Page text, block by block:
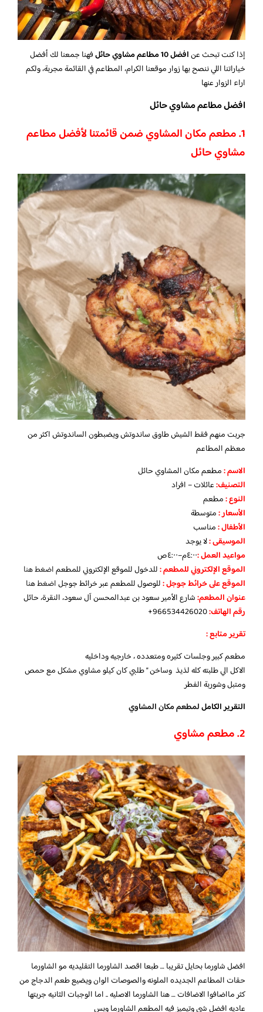
إذا كنت تبحث عنافضل 10 مطاعم مشاوي حائل
فهنا جمعنا لك أفضل
خياراتنا اللي ننصح بها زوار موقعنا الكرام، المطاعم في القائمة مجربة، ولكم
اراء الزوار عنها
افضل مطاعم مشاوي حائل
1. مطعم مكان المشاوي ضمن قائمتنا لأفضل مطاعم
مشاوي حائل
جربت منهم فقط الشيش طاوق ساندوتش ويضبطون الساندوتش اكثر من
معظم المطاعم
الاسم :مطعم مكان المشاوي حائل
التصنيف:عائلات – افراد
النوع :مطعم
الأسعار:متوسطة
الأطفال:مناسب
الموسيقى :لا يوجد
مواعيد العمل :٤:٠٠م–٤:٠٠ص
الموقع الإلكتروني للمطعم:للدخول للموقع الإلكتروني للمطعماضغط هنا
الموقع على خرائط جوجل:للوصول للمطعم عبر خرائط جوجلاضغط هنا
عنوان المطعم:شارع الأمير سعود بن عبدالمحسن آل سعود، النقرة، حائل
رقم الهاتف:
تقرير متابع :
مطعم كبير وجلسات كثيره ومتعدده ، خارجيه وداخليه
الاكل الي طلبته كله لذيذ وساخن ” طلبي كان كيلو مشاوي مشكل مع حمص
ومتبل وشوربة الفطر
التقرير الكامللمطعم مكان المشاوي
2. مطعم مشاوي
افضل شاورما بحايل تقريبا … طبعا اقصد الشاورما التقليديه مو الشاورما
حقات المطاعم الجديده الملونه والصوصات الوان ويضيع طعم الدجاج من
كثر مااضافوا الاضافات … هنا الشاورما الاصليه .. اما الوجبات الثانيه جربتها
عاديه افضل شي وتيميز فيه المطعم الشاورما وبس